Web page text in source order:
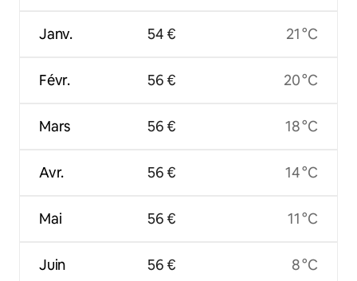
Janv.
Févr.
Mars
Avr.
Mai
Juin
54 €
56 €
56 €
56 €
56 €
56 €
21 °C
20 °C
18 °C
14 °C
11 °C
8 °C